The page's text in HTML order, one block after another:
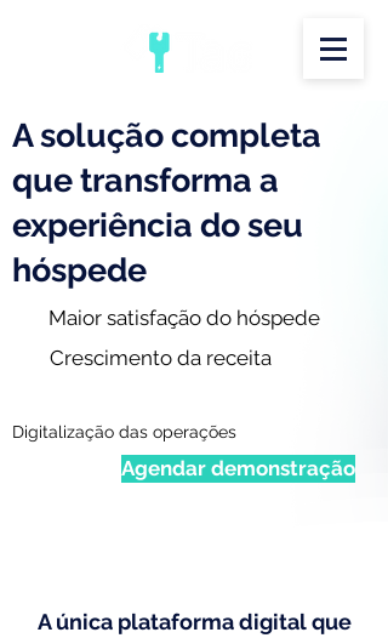
A solução completa
que transforma a
experiência do seu
hóspede
Maior satisfação do hóspede
Crescimento da receita
Digitalização das operações
Agendar demonstração
A única plataforma digital que